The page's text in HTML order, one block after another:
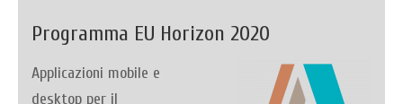
Programma EU Horizon 2020
Applicazioni mobile e
desktop per il